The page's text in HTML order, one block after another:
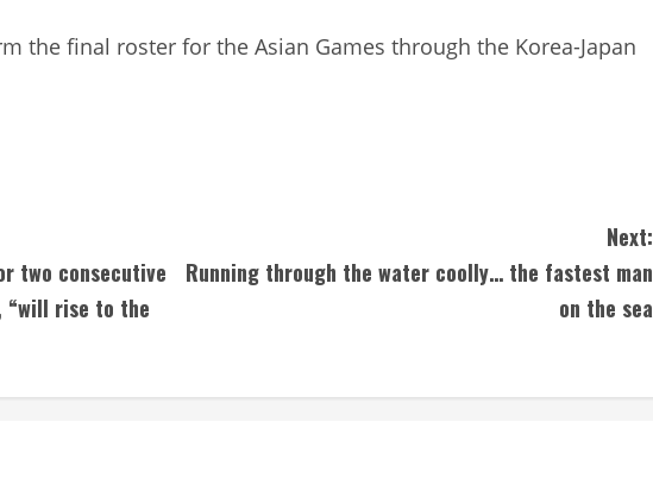
the final roster for the Asian Games through the Korea-Japan
two consecutive
“will rise to the
Next:
Running through the water coolly… the fastest man
on the sea